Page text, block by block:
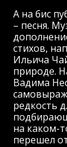
А на бис
– песня.
стихов,
Ильича
природе.
Вадима
редкость
на каком-
перешел